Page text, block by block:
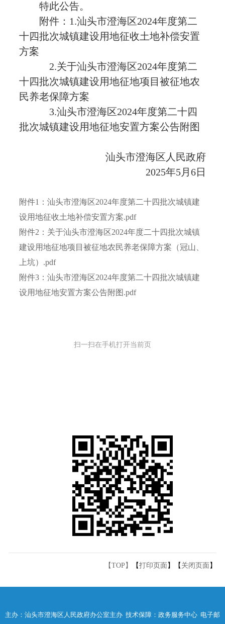
特此公告。
附件：1.汕头市澄海区2024年度第二
十四批次城镇建设用地征收土地补偿安置
方案
2.关于汕头市澄海区2024年度第二
十四批次城镇建设用地征地项目被征地农
民养老保障方案
3.汕头市澄海区2024年度第二十四
批次城镇建设用地征地安置方案公告附图
汕头市澄海区人民政府
2025年5月6日
附件1：汕头市澄海区2024年度第二十四批次城镇建
设用地征收土地补偿安置方案.pdf
附件2：关于汕头市澄海区2024年度二十四批次城镇
建设用地征地项目被征地农民养老保障方案（冠山、
上坑）.pdf
附件3：汕头市澄海区2024年度第二十四批次城镇建
设用地征地安置方案公告附图.pdf
扫一扫在手机打开当前页
【TOP】 【打印页面 】【 关闭页面 】
主办：汕头市澄海区人民政府办公室主办 技术保障：政务服务中心 电子邮